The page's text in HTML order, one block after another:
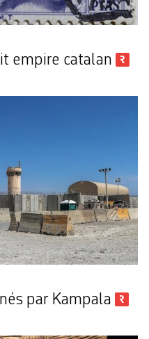
empire catalan
par Kampala